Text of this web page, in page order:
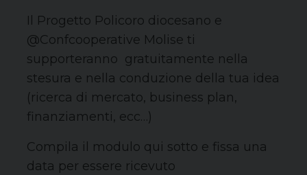
Il Progetto Policoro diocesano e
@Confcooperative Molise ti
supporteranno gratuitamente nella
stesura e nella conduzione della tua idea
(ricerca di mercato, business plan,
finanziamenti, ecc…)
Compila il modulo qui sotto e fissa una
data per essere ricevuto